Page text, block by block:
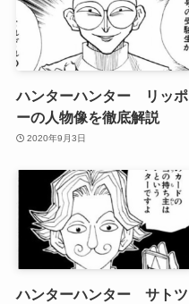
ハンターハンター リッポ
ーの人物像を徹底解説
2020年9月3日
ハンターハンター サトツ